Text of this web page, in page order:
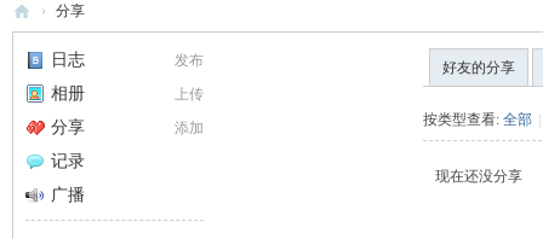
白
码
› 分享
发布
日志
上传
相册
添加
分享
记录
广播
好友的分享
按类型查看: 全部 |
现在还没分享